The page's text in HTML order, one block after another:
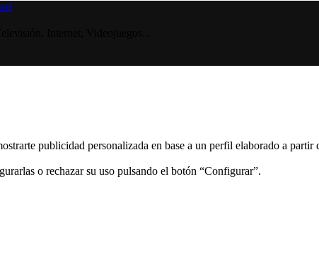
publicidad personalizada en base a un perfil elaborado a
o rechazar su uso pulsando el botón “Configurar”.